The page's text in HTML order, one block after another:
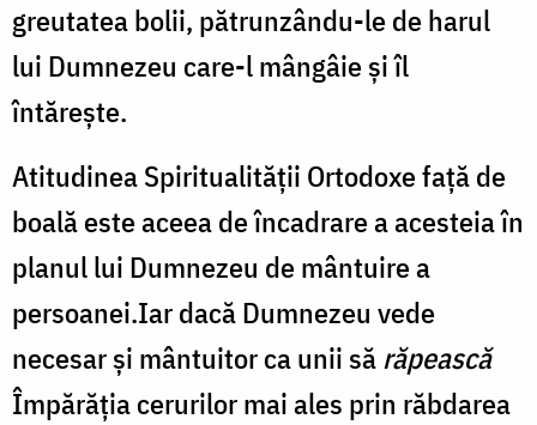
greutatea bolii, pătrunzându-le de harul
lui Dumnezeu care-l mângâie și îl
întărește.
Atitudinea Spiritualității Ortodoxe față de
boală este aceea de încadrare a acesteia în
planul lui Dumnezeu de mântuire a
persoanei.Iar dacă Dumnezeu vede
necesar și mântuitor ca unii sărăpească
Împărăția cerurilor mai ales prin răbdarea